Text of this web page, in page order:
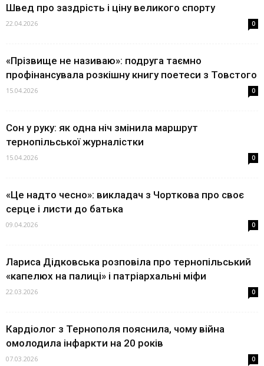
Швед про заздрість і ціну великого спорту
22.04.2026 0
«Прізвище не називаю»: подруга таємно
профінансувала розкішну книгу поетеси з Товстого
15.04.2026 0
Сон у руку: як одна ніч змінила маршрут
тернопільської журналістки
15.04.2026 0
«Це надто чесно»: викладач з Чорткова про своє
серце і листи до батька
09.04.2026 0
Лариса Дідковська розповіла про тернопільський
«капелюх на палиці» і патріархальні міфи
22.03.2026 0
Кардіолог з Тернополя пояснила, чому війна
омолодила інфаркти на 20 років
07.03.2026 0